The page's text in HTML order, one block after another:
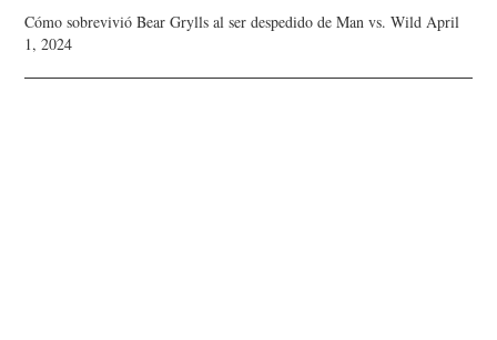
Cómo sobrevivió Bear Grylls al ser despedido de Man vs. Wild April
1, 2024